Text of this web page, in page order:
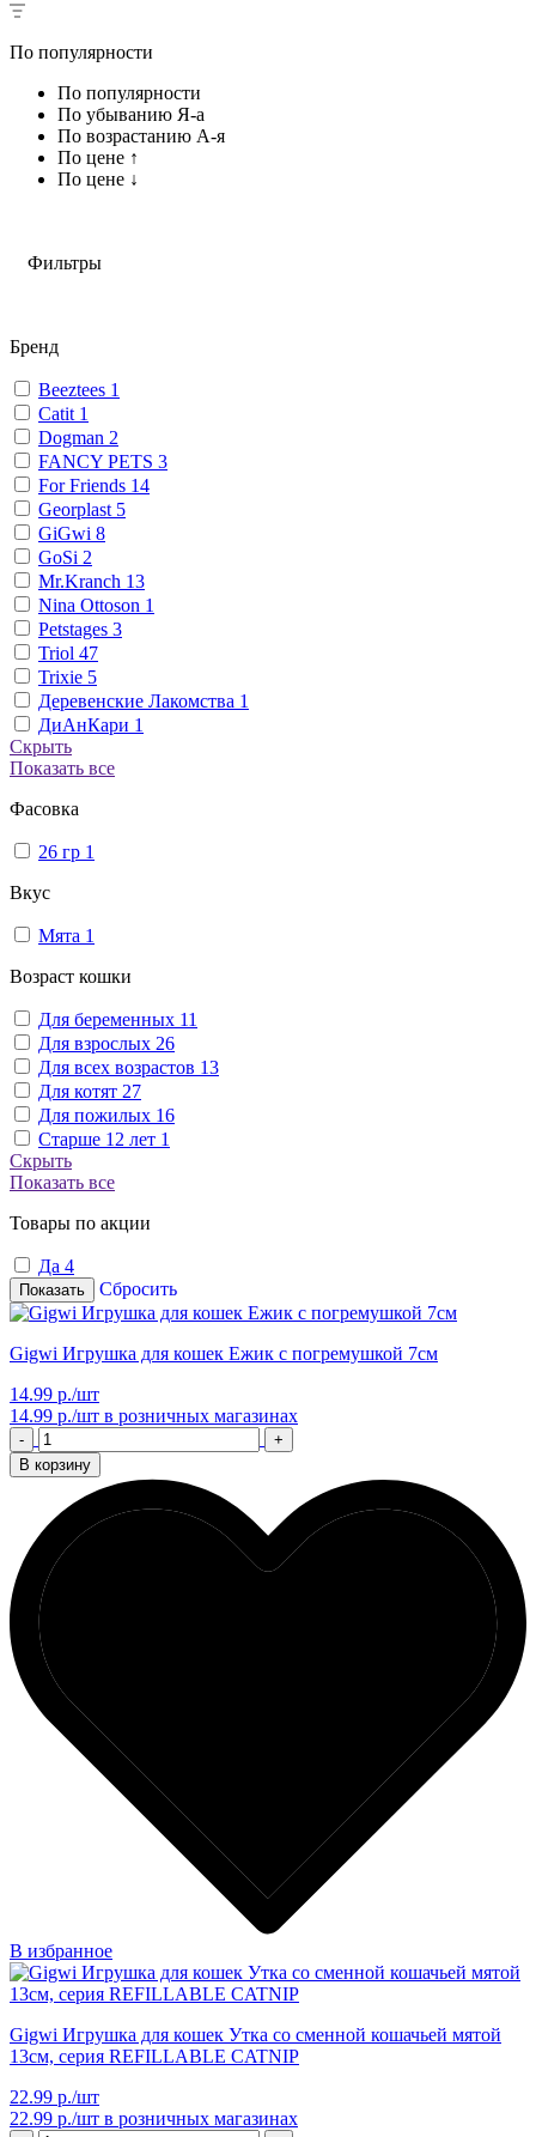
По популярности
По популярности
По убыванию Я-а
По возрастанию А-я
По цене ↑
По цене ↓
Фильтры
Бренд
Beeztees 1
Catit 1
Dogman 2
FANCY PETS 3
For Friends 14
Georplast 5
GiGwi 8
GoSi 2
Mr.Kranch 13
Nina Ottoson 1
Petstages 3
Triol 47
Trixie 5
Деревенские Лакомства 1
ДиАнКари 1
Скрыть
Показать все
Фасовка
26 гр 1
Вкус
Мята 1
Возраст кошки
Для беременных 11
Для взрослых 26
Для всех возрастов 13
Для котят 27
Для пожилых 16
Старше 12 лет 1
Скрыть
Показать все
Товары по акции
Да 4
Показать Сбросить
Gigwi Игрушка для кошек Ежик с погремушкой 7см
14.99 р./шт
14.99 р./шт в розничных магазинах
-
+
В корзину
В избранное
Gigwi Игрушка для кошек Утка со сменной кошачьей мятой
13см, серия REFILLABLE CATNIP
22.99 р./шт
22.99 р./шт в розничных магазинах